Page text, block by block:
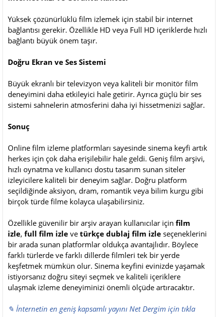
Yüksek çözünürlüklü film izlemek için stabil bir internet
bağlantısı gerekir. Özellikle HD veya Full HD içeriklerde hızlı
bağlantı büyük önem taşır.
Doğru Ekran ve Ses Sistemi
Büyük ekranlı bir televizyon veya kaliteli bir monitör film
deneyimini daha etkileyici hale getirir. Ayrıca güçlü bir ses
sistemi sahnelerin atmosferini daha iyi hissetmenizi sağlar.
Sonuç
Online film izleme platformları sayesinde sinema keyfi artık
herkes için çok daha erişilebilir hale geldi. Geniş film arşivi,
hızlı oynatma ve kullanıcı dostu tasarım sunan siteler
izleyicilere kaliteli bir deneyim sağlar. Doğru platform
seçildiğinde aksiyon, dram, romantik veya bilim kurgu gibi
birçok türde filme kolayca ulaşabilirsiniz.
Özellikle güvenilir bir arşiv arayan kullanıcılar için film
izle, full film izle ve türkçe dublaj film izle seçeneklerini
bir arada sunan platformlar oldukça avantajlıdır. Böylece
farklı türlerde ve farklı dillerde filmleri tek bir yerde
keşfetmek mümkün olur. Sinema keyfini evinizde yaşamak
istiyorsanız doğru siteyi seçmek ve kaliteli içeriklere
ulaşmak izleme deneyiminizi önemli ölçüde artıracaktır.
✎ İnternetin en geniş kapsamlı yayını Net Dergim için tıkla